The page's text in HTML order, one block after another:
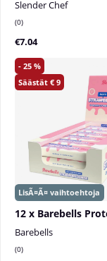
Suositeltava
yhteydessä.
Slender Chef
0
€7.04
25
9
Barebells
0